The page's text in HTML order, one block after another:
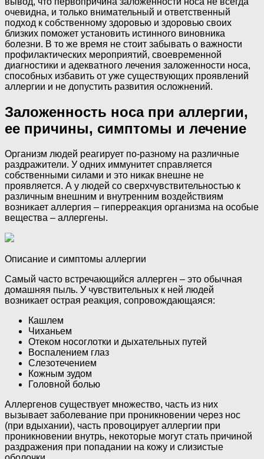
очевидна, и только внимательный и ответственный
подход к собственному здоровью и здоровью своих
близких поможет установить истинного виновника
болезни. В то же время не стоит забывать о важности
профилактических мероприятий, своевременной
диагностики и адекватного лечения заложенности носа,
способных избавить от уже существующих проявлений
аллергии и не допустить развития осложнений.
Заложенность носа при аллергии,
ее причины, симптомы и лечение
Организм людей реагирует по-разному на различные
раздражители. У одних иммунитет справляется
собственными силами и это никак внешне не
проявляется. А у людей со сверхчувствительностью к
различным внешним и внутренним воздействиям
возникает аллергия – гиперреакция организма на особые
вещества – аллергены.
Описание и симптомы аллергии
Самый часто встречающийся аллерген – это обычная
домашняя пыль. У чувствительных к ней людей
возникает острая реакция, сопровождающаяся:
Кашлем
Чиханьем
Отеком носоглотки и дыхательных путей
Воспалением глаз
Слезотечением
Кожным зудом
Головной болью
Аллергенов существует множество, часть из них
вызывает заболевание при проникновении через нос
(при вдыхании), часть провоцирует аллергии при
проникновении внутрь, некоторые могут стать причиной
раздражения при попадании на кожу и слизистые